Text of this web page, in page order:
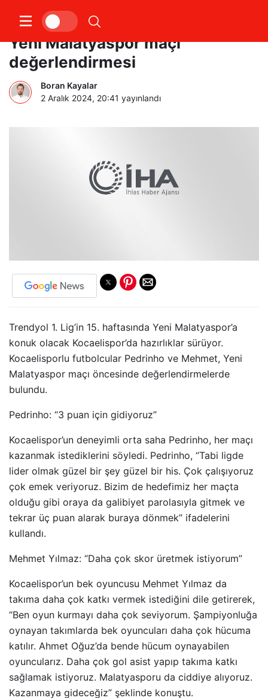
Kocaelisporlu futbolculardan,
Yeni Malatyaspor maçı
değerlendirmesi
Boran Kayalar
2 Aralık 2024, 20:41 yayınlandı
Trendyol 1. Lig’in 15. haftasında Yeni Malatyaspor’a
konuk olacak Kocaelispor’da hazırlıklar sürüyor.
Kocaelisporlu futbolcular Pedrinho ve Mehmet, Yeni
Malatyaspor maçı öncesinde değerlendirmelerde
bulundu.
Pedrinho: “3 puan için gidiyoruz”
Kocaelispor’un deneyimli orta saha Pedrinho, her maçı
kazanmak istediklerini söyledi. Pedrinho, “Tabi ligde
lider olmak güzel bir şey güzel bir his. Çok çalışıyoruz
çok emek veriyoruz. Bizim de hedefimiz her maçta
olduğu gibi oraya da galibiyet parolasıyla gitmek ve
tekrar üç puan alarak buraya dönmek” ifadelerini
kullandı.
Mehmet Yılmaz: “Daha çok skor üretmek istiyorum”
Kocaelispor’un bek oyuncusu Mehmet Yılmaz da
takıma daha çok katkı vermek istediğini dile getirerek,
“Ben oyun kurmayı daha çok seviyorum. Şampiyonluğa
oynayan takımlarda bek oyuncuları daha çok hücuma
katılır. Ahmet Oğuz’da bende hücum oynayabilen
oyuncularız. Daha çok gol asist yapıp takıma katkı
sağlamak istiyoruz. Malatyasporu da ciddiye alıyoruz.
Kazanmaya gideceğiz” şeklinde konuştu.